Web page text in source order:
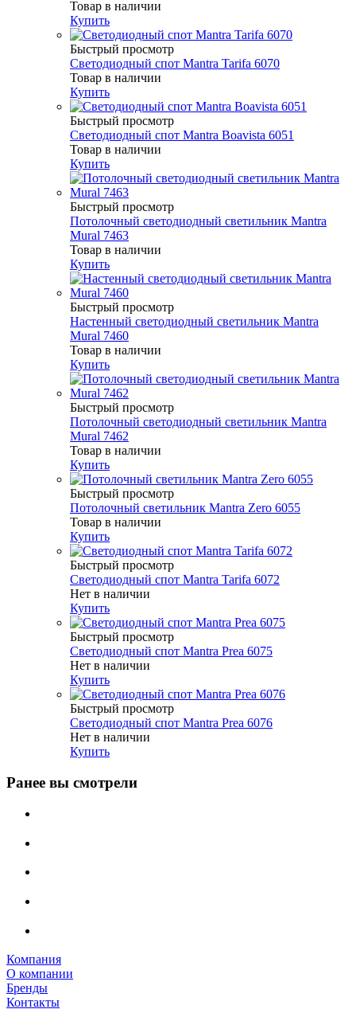
Товар в наличии
Купить
Быстрый просмотр
Светодиодный спот Mantra Tarifa 6070
Товар в наличии
Купить
Быстрый просмотр
Светодиодный спот Mantra Boavista 6051
Товар в наличии
Купить
Быстрый просмотр
Потолочный светодиодный светильник Mantra
Mural 7463
Товар в наличии
Купить
Быстрый просмотр
Настенный светодиодный светильник Mantra
Mural 7460
Товар в наличии
Купить
Быстрый просмотр
Потолочный светодиодный светильник Mantra
Mural 7462
Товар в наличии
Купить
Быстрый просмотр
Потолочный светильник Mantra Zero 6055
Товар в наличии
Купить
Быстрый просмотр
Светодиодный спот Mantra Tarifa 6072
Нет в наличии
Купить
Быстрый просмотр
Светодиодный спот Mantra Prea 6075
Нет в наличии
Купить
Быстрый просмотр
Светодиодный спот Mantra Prea 6076
Нет в наличии
Купить
Ранее вы смотрели
Компания
О компании
Бренды
Контакты